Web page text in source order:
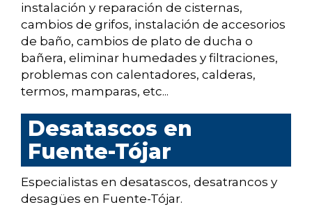
instalación y reparación de cisternas,
cambios de grifos, instalación de accesorios
de baño, cambios de plato de ducha o
bañera, eliminar humedades y filtraciones,
problemas con calentadores, calderas,
termos, mamparas, etc...
Desatascos en
Fuente-Tójar
Especialistas en desatascos, desatrancos y
desagües en Fuente-Tójar.